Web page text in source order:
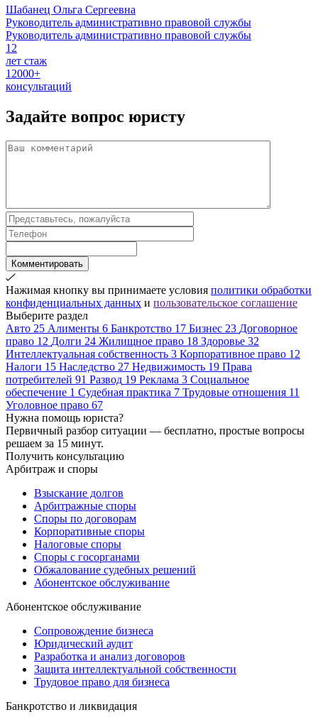
Шабанец Ольга Сергеевна
Руководитель административно правовой службы
Руководитель административно правовой службы
12
лет стаж
12000+
консультаций
Задайте вопрос юристу
Комментировать
Нажимая кнопку вы принимаете условия политики обработки
конфиденциальных данных и пользовательское соглашение
Выберите раздел
Авто 25 Алименты 6 Банкротство 17 Бизнес 23 Договорное
право 12 Долги 24 Жилищное право 18 Здоровье 32
Интеллектуальная собственность 3 Корпоративное право 12
Налоги 15 Наследство 27 Недвижимость 19 Права
потребителей 91 Развод 19 Реклама 3 Социальное
обеспечение 1 Судебная практика 7 Трудовые отношения 11
Уголовное право 67
Нужна помощь юриста?
Первичный разбор ситуации — бесплатно, простые вопросы
решаем за 15 минут.
Получить консультацию
Арбитраж и споры
Взыскание долгов
Арбитражные споры
Споры по договорам
Корпоративные споры
Налоговые споры
Споры с госорганами
Обжалование судебных решений
Абонентское обслуживание
Абонентское обслуживание
Сопровождение бизнеса
Юридический аудит
Разработка и анализ договоров
Защита интеллектуальной собственности
Трудовое право для бизнеса
Банкротство и ликвидация